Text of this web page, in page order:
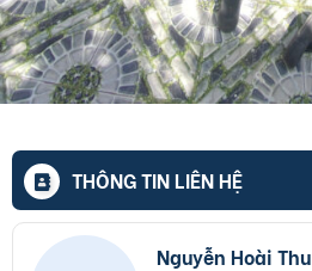
THÔNG TIN LIÊN HỆ
Nguyễn Hoài Thu